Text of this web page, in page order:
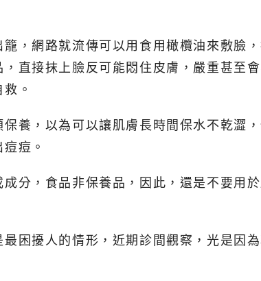
，網路就流傳可以用食用橄欖油來敷臉
直接抹上臉反可能悶住皮膚，嚴重甚至
。
養，以為可以讓肌膚長時間保水不乾澀
痘。
分，食品非保養品，因此，還是不要用
困擾人的情形，近期診間觀察，光是因